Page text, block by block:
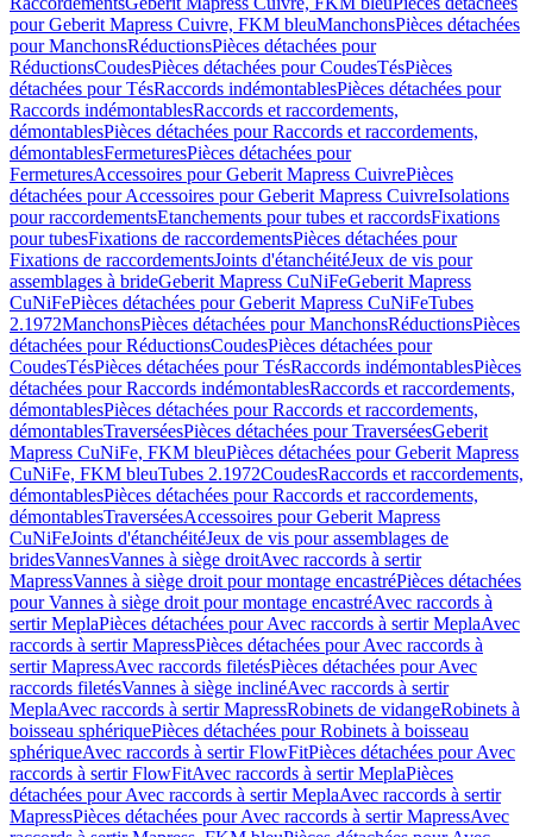
pour Geberit Mapress Cuivre, FKM bleuManchonsPièces détachées
pour ManchonsRéductionsPièces détachées pour
RéductionsCoudesPièces détachées pour CoudesTésPièces
détachées pour TésRaccords indémontablesPièces détachées pour
Raccords indémontablesRaccords et raccordements,
démontablesPièces détachées pour Raccords et raccordements,
démontablesFermeturesPièces détachées pour
FermeturesAccessoires pour Geberit Mapress CuivrePièces
détachées pour Accessoires pour Geberit Mapress CuivreIsolations
pour raccordementsEtanchements pour tubes et raccordsFixations
pour tubesFixations de raccordementsPièces détachées pour
Fixations de raccordementsJoints d'étanchéitéJeux de vis pour
assemblages à brideGeberit Mapress CuNiFeGeberit Mapress
CuNiFePièces détachées pour Geberit Mapress CuNiFeTubes
2.1972ManchonsPièces détachées pour ManchonsRéductionsPièces
détachées pour RéductionsCoudesPièces détachées pour
CoudesTésPièces détachées pour TésRaccords indémontablesPièces
détachées pour Raccords indémontablesRaccords et raccordements,
démontablesPièces détachées pour Raccords et raccordements,
démontablesTraverséesPièces détachées pour TraverséesGeberit
Mapress CuNiFe, FKM bleuPièces détachées pour Geberit Mapress
CuNiFe, FKM bleuTubes 2.1972CoudesRaccords et raccordements,
démontablesPièces détachées pour Raccords et raccordements,
démontablesTraverséesAccessoires pour Geberit Mapress
CuNiFeJoints d'étanchéitéJeux de vis pour assemblages de
bridesVannesVannes à siège droitAvec raccords à sertir
MapressVannes à siège droit pour montage encastréPièces détachées
pour Vannes à siège droit pour montage encastréAvec raccords à
sertir MeplaPièces détachées pour Avec raccords à sertir MeplaAvec
raccords à sertir MapressPièces détachées pour Avec raccords à
sertir MapressAvec raccords filetésPièces détachées pour Avec
raccords filetésVannes à siège inclinéAvec raccords à sertir
MeplaAvec raccords à sertir MapressRobinets de vidangeRobinets à
boisseau sphériquePièces détachées pour Robinets à boisseau
sphériqueAvec raccords à sertir FlowFitPièces détachées pour Avec
raccords à sertir FlowFitAvec raccords à sertir MeplaPièces
détachées pour Avec raccords à sertir MeplaAvec raccords à sertir
MapressPièces détachées pour Avec raccords à sertir MapressAvec